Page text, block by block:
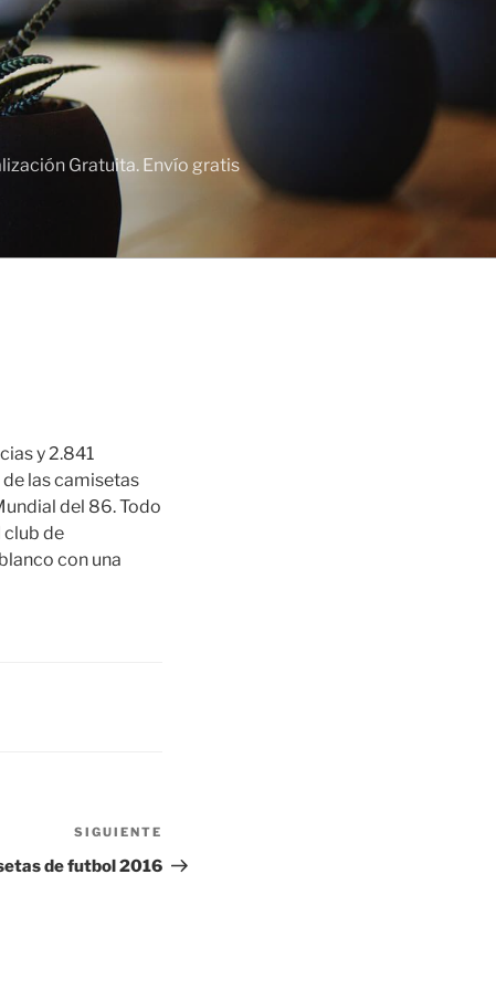
Gratuita. Envío gratis
y 2.841
las camisetas
del 86. Todo
club de
con una
entrada
SIGUIENTE
de futbol 2016